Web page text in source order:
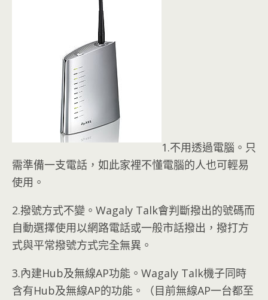
1.不用透過電腦。只
需準備一支電話，如此家裡不懂電腦的人也可輕易
使用。
2.撥號方式不變。Wagaly Talk會判斷撥出的號碼而
自動選擇使用以網路電話或一般市話撥出，撥打方
式與平常撥號方式完全無異。
3.內建Hub及無線AP功能。Wagaly Talk機子同時
含有Hub及無線AP的功能。（目前無線AP一台都至